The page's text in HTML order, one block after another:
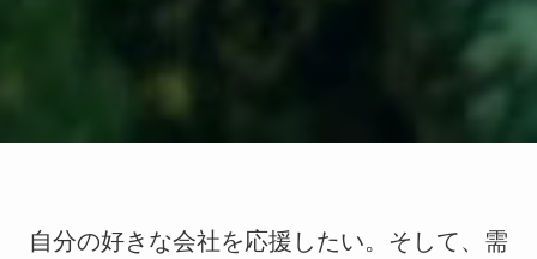
自分の好きな会社を応援したい。そして、需